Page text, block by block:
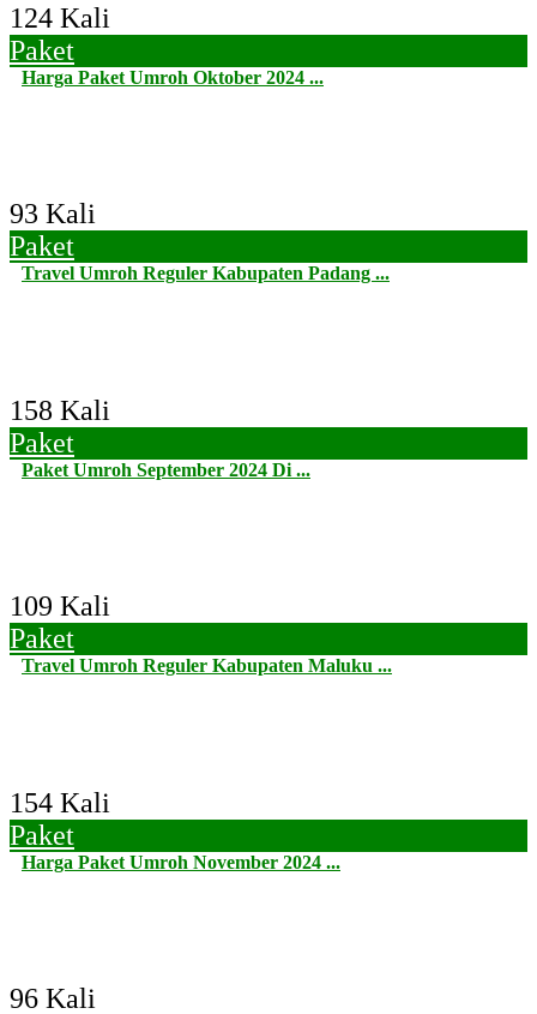
124 Kali
Paket
Harga Paket Umroh Oktober 2024 ...
93 Kali
Paket
Travel Umroh Reguler Kabupaten Padang ...
158 Kali
Paket
Paket Umroh September 2024 Di ...
109 Kali
Paket
Travel Umroh Reguler Kabupaten Maluku ...
154 Kali
Paket
Harga Paket Umroh November 2024 ...
96 Kali